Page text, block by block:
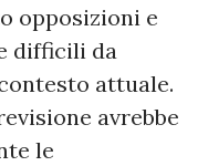
opposizioni e
difficili da
attuale.
avrebbe
le